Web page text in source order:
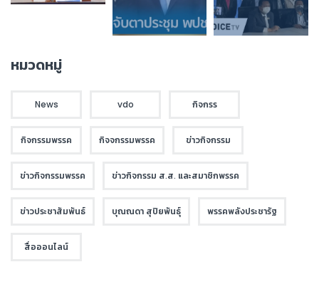
หมวดหมู่
News vdo กิจกรร
กิจกรรมพรรค กิจจกรรมพรรค ข่าวกิจกรรม
ข่าวกิจกรรมพรรค ข่าวกิจกรรม ส.ส. และสมาชิกพรรค
ข่าวประชาสัมพันธ์ บุณณดา สุปิยพันธุ์ พรรคพลังประชารัฐ
สื่อออนไลน์